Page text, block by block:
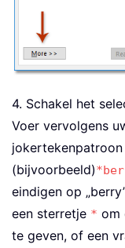
4. Schakel het
Voer vervolgens
jokertekenpatroon
(bijvoorbeeld)
eindigen op
een sterretje * om
te geven, of een